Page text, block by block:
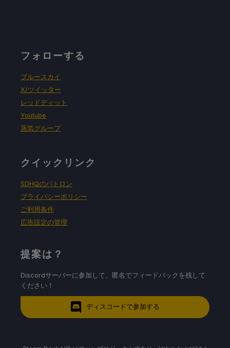
フォローする
ブルースカイ
X/ツイッター
レッドディット
Youtube
蒸気グループ
クイックリンク
SDHQのパトロン
プライバシーポリシー
ご利用条件
広告設定の管理
提案は？
Discordサーバーに参加して、匿名でフィードバックを残して
ください！
ディスコードで参加する